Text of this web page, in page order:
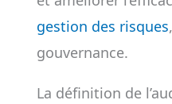
gestion des risques
gouvernance.
La définition de